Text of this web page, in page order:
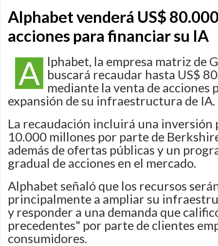
Alphabet venderá US$
acciones para financiar su IA
A lphabet, la empresa matriz de
buscará recaudar hasta US$
mediante la venta de acciones
expansión de su infraestructura de IA.
La recaudación incluirá una inversión
10.000 millones por parte de
además de ofertas públicas y un
gradual de acciones en el mercado.
Alphabet señaló que los recursos
principalmente a ampliar su
y responder a una demanda que
precedentes" por parte de clientes
consumidores.